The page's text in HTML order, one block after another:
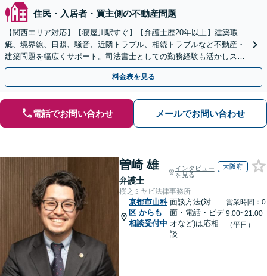
住民・入居者・買主側の不動産問題
【関西エリア対応】【寝屋川駅すぐ】【弁護士歴20年以上】建築瑕
疵、境界線、日照、騒音、近隣トラブル、相続トラブルなど不動産・
建築問題を幅広くサポート。司法書士としての勤務経験も活かしスム
ーズに対処。【初回相談無料】【夜間・休日の相談可能】
料金表を見る
電話でお問い合わせ メールでお問い合わせ
曽崎 雄
弁護士
インタビュー
を見る
大阪府
桜之ミヤビ法律事務所
京都市山科
区 からも
相談受付中
面談方法(対
面・電話・ビデ
オなど)は応相
談
営業時間：0
9:00~21:00
（平日）